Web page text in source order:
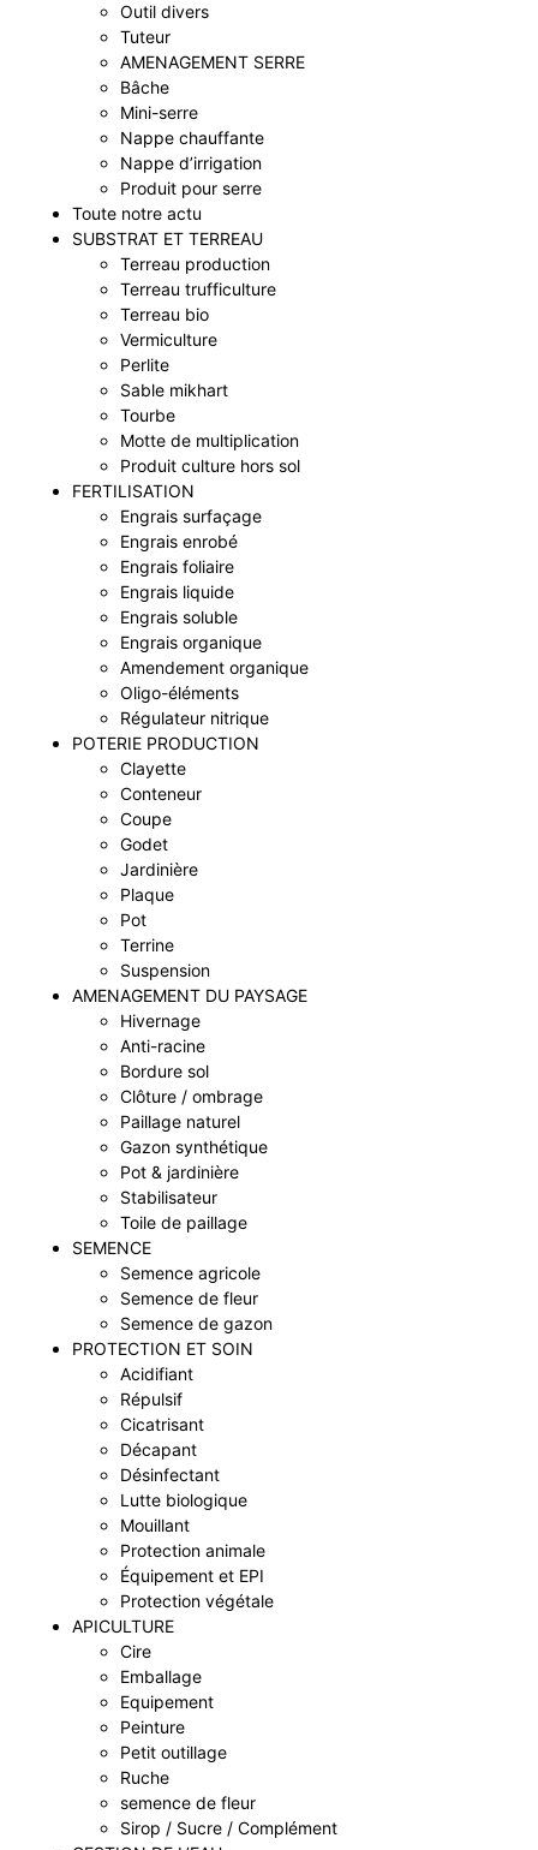
Outil divers
Tuteur
AMENAGEMENT SERRE
Bâche
Mini-serre
Nappe chauffante
Nappe d’irrigation
Produit pour serre
Toute notre actu
SUBSTRAT ET TERREAU
Terreau production
Terreau trufficulture
Terreau bio
Vermiculture
Perlite
Sable mikhart
Tourbe
Motte de multiplication
Produit culture hors sol
FERTILISATION
Engrais surfaçage
Engrais enrobé
Engrais foliaire
Engrais liquide
Engrais soluble
Engrais organique
Amendement organique
Oligo-éléments
Régulateur nitrique
POTERIE PRODUCTION
Clayette
Conteneur
Coupe
Godet
Jardinière
Plaque
Pot
Terrine
Suspension
AMENAGEMENT DU PAYSAGE
Hivernage
Anti-racine
Bordure sol
Clôture / ombrage
Paillage naturel
Gazon synthétique
Pot & jardinière
Stabilisateur
Toile de paillage
SEMENCE
Semence agricole
Semence de fleur
Semence de gazon
PROTECTION ET SOIN
Acidifiant
Répulsif
Cicatrisant
Décapant
Désinfectant
Lutte biologique
Mouillant
Protection animale
Équipement et EPI
Protection végétale
APICULTURE
Cire
Emballage
Equipement
Peinture
Petit outillage
Ruche
semence de fleur
Sirop / Sucre / Complément